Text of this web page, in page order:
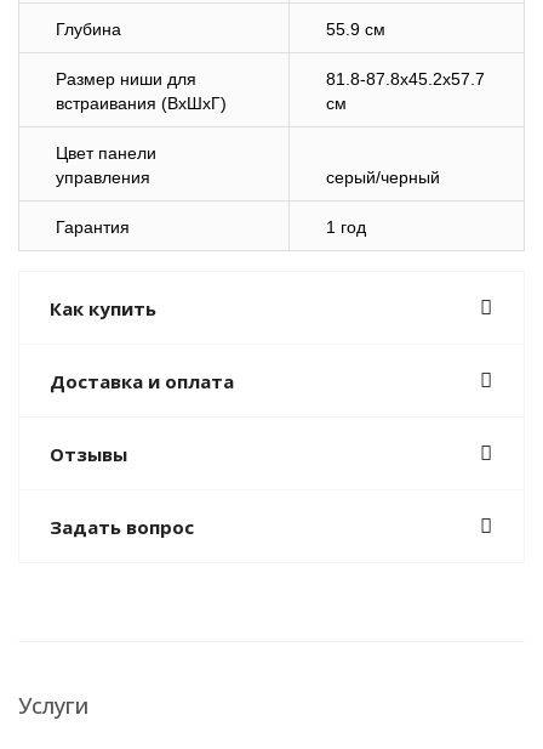
Глубина 55.9 см
Размер ниши для
встраивания (ВхШхГ)
81.8-87.8х45.2х57.7
см
Цвет панели
управления
серый/черный
Гарантия 1 год
Как купить
Доставка и оплата
Отзывы
Задать вопрос
Услуги